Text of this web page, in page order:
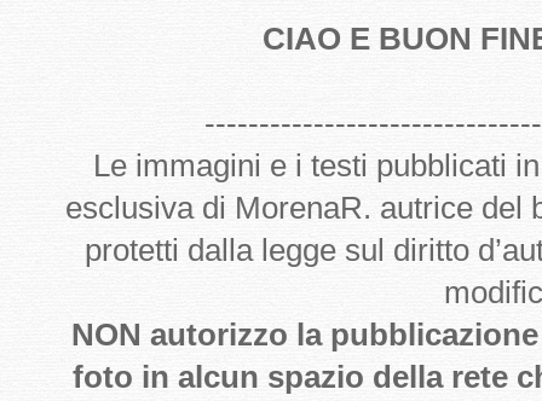
CIAO E BUON
Le immagini e i testi pubblicati
esclusiva di MorenaR. autrice del
protetti dalla legge sul diritto
NON autorizzo la
foto in alcun spazio della rete